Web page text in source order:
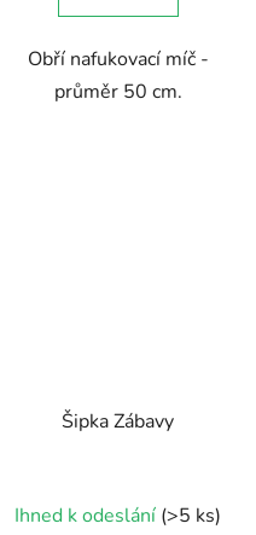
hvězdiček.
Obří nafukovací míč -
průměr 50 cm.
Šipka Zábavy
Ihned k odeslání (>5 ks)